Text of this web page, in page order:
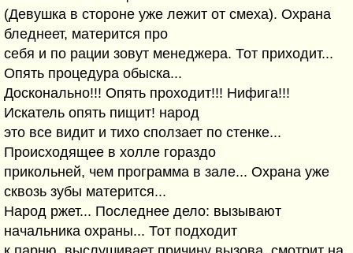
(Девушка в стороне уже лежит от смеха). Охрана
бледнеет, матерится про
себя и по рации зовут менеджера. Тот приходит...
Опять процедура обыска...
Досконально!!! Опять проходит!!! Нифига!!!
Искатель опять пищит! народ
это все видит и тихо сползает по стенке...
Происходящее в холле гораздо
прикольней, чем программа в зале... Охрана уже
сквозь зубы матерится...
Народ ржет... Последнее дело: вызывают
начальника охраны... Тот подходит